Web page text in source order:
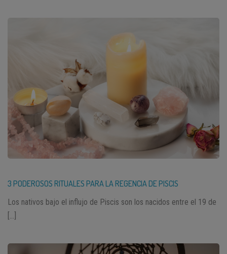
3 PODEROSOS RITUALES PARA LA REGENCIA DE PISCIS
Los nativos bajo el influjo de Piscis son los nacidos entre el 19 de
[…]